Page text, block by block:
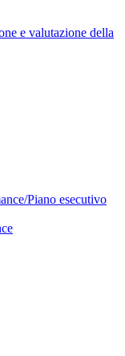
e valutazione della
Piano esecutivo